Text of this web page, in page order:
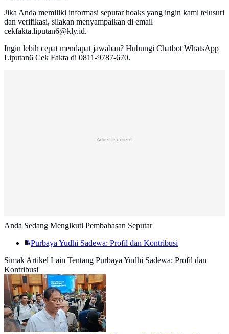
Jika Anda memiliki informasi seputar hoaks yang ingin kami telusuri
dan verifikasi, silakan menyampaikan di email
cekfakta.liputan6@kly.id.
Ingin lebih cepat mendapat jawaban? Hubungi Chatbot WhatsApp
Liputan6 Cek Fakta di 0811-9787-670.
Advertisement
Anda Sedang Mengikuti Pembahasan Seputar
Purbaya Yudhi Sadewa: Profil dan Kontribusi
Simak Artikel Lain Tentang Purbaya Yudhi Sadewa: Profil dan
Kontribusi